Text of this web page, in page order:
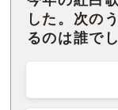
した。次の
るのは誰で